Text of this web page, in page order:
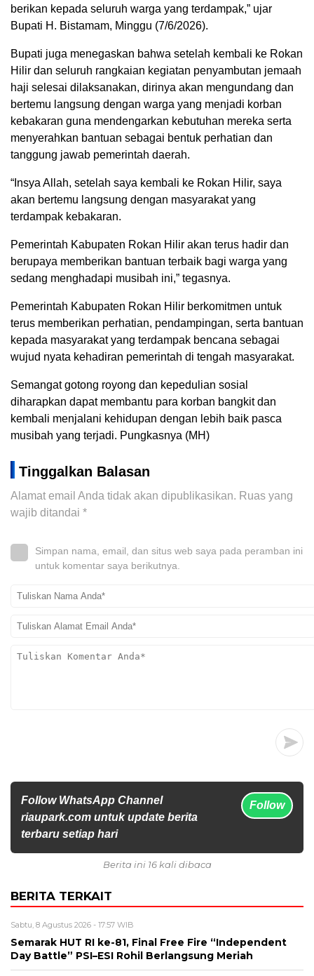
berikan kepada seluruh warga yang terdampak,” ujar
Bupati H. Bistamam, Minggu (7/6/2026).
Bupati juga menegaskan bahwa setelah kembali ke Rokan
Hilir dan seluruh rangkaian kegiatan penyambutan jemaah
haji selesai dilaksanakan, dirinya akan mengundang dan
bertemu langsung dengan warga yang menjadi korban
kebakaran guna mendengarkan kebutuhan mereka serta
menyerahkan bantuan sebagai bentuk perhatian dan
tanggung jawab pemerintah daerah.
“Insya Allah, setelah saya kembali ke Rokan Hilir, saya
akan bertemu langsung dengan masyarakat yang
terdampak kebakaran.
Pemerintah Kabupaten Rokan Hilir akan terus hadir dan
berupaya memberikan bantuan terbaik bagi warga yang
sedang menghadapi musibah ini,” tegasnya.
Pemerintah Kabupaten Rokan Hilir berkomitmen untuk
terus memberikan perhatian, pendampingan, serta bantuan
kepada masyarakat yang terdampak bencana sebagai
wujud nyata kehadiran pemerintah di tengah masyarakat.
Semangat gotong royong dan kepedulian sosial
diharapkan dapat membantu para korban bangkit dan
kembali menjalani kehidupan dengan lebih baik pasca
musibah yang terjadi. Pungkasnya (MH)
Tinggalkan Balasan
Alamat email Anda tidak akan dipublikasikan. Ruas yang
wajib ditandai *
Simpan nama, email, dan situs web saya pada peramban ini
untuk komentar saya berikutnya.
Follow WhatsApp Channel
riaupark.com untuk update berita
terbaru setiap hari
Follow
Berita ini 16 kali dibaca
BERITA TERKAIT
Sabtu, 8 Agustus 2026 - 17:57 WIB
Semarak HUT RI ke-81, Final Free Fire “Independent
Day Battle” PSI–ESI Rohil Berlangsung Meriah